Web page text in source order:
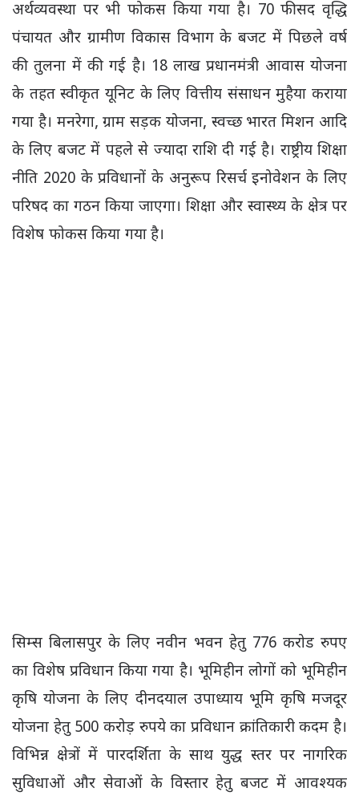
अर्थव्यवस्था पर भी फोकस किया गया है। 70 फीसद वृद्धि
पंचायत और ग्रामीण विकास विभाग के बजट में पिछले वर्ष
की तुलना में की गई है। 18 लाख प्रधानमंत्री आवास योजना
के तहत स्वीकृत यूनिट के लिए वित्तीय संसाधन मुहैया कराया
गया है। मनरेगा, ग्राम सड़क योजना, स्वच्छ भारत मिशन आदि
के लिए बजट में पहले से ज्यादा राशि दी गई है। राष्ट्रीय शिक्षा
नीति 2020 के प्रविधानों के अनुरूप रिसर्च इनोवेशन के लिए
परिषद का गठन किया जाएगा। शिक्षा और स्वास्थ्य के क्षेत्र पर
विशेष फोकस किया गया है।
सिम्स बिलासपुर के लिए नवीन भवन हेतु 776 करोड रुपए
का विशेष प्रविधान किया गया है। भूमिहीन लोगों को भूमिहीन
कृषि योजना के लिए दीनदयाल उपाध्याय भूमि कृषि मजदूर
योजना हेतु 500 करोड़ रुपये का प्रविधान क्रांतिकारी कदम है।
विभिन्न क्षेत्रों में पारदर्शिता के साथ युद्ध स्तर पर नागरिक
सुविधाओं और सेवाओं के विस्तार हेतु बजट में आवश्यक